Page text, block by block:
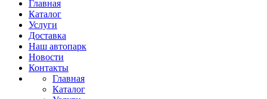
Главная
Каталог
Услуги
Доставка
Наш автопарк
Новости
Контакты
Главная
Каталог